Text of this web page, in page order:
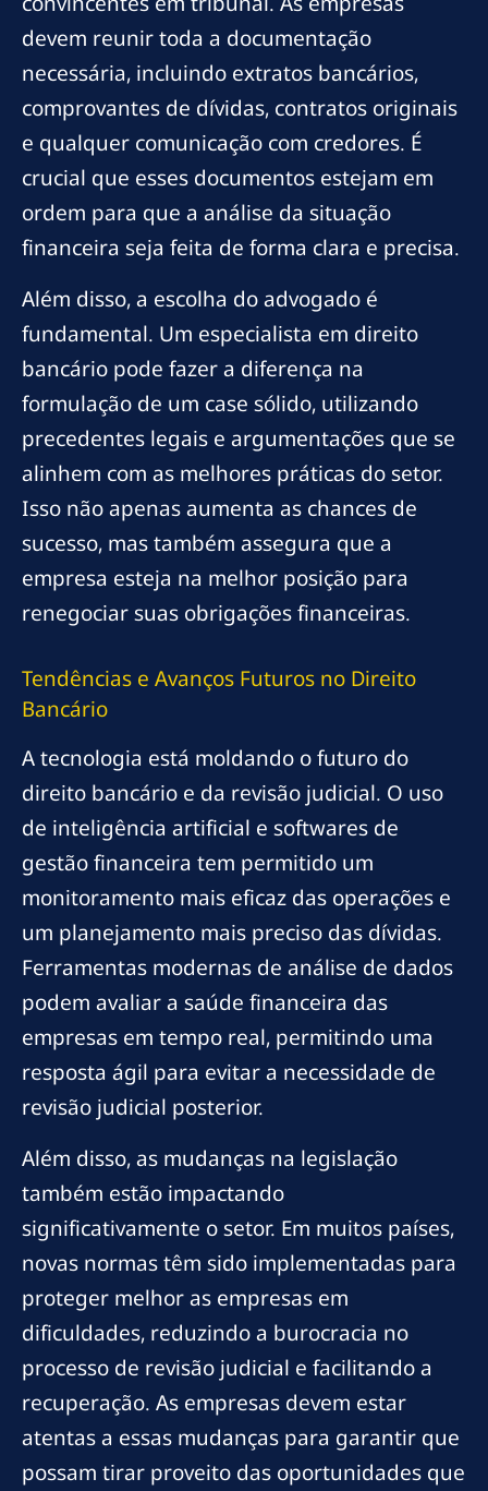
devem reunir toda a documentação
necessária, incluindo extratos bancários,
comprovantes de dívidas, contratos originais
e qualquer comunicação com credores. É
crucial que esses documentos estejam em
ordem para que a análise da situação
financeira seja feita de forma clara e precisa.
Além disso, a escolha do advogado é
fundamental. Um especialista em direito
bancário pode fazer a diferença na
formulação de um case sólido, utilizando
precedentes legais e argumentações que se
alinhem com as melhores práticas do setor.
Isso não apenas aumenta as chances de
sucesso, mas também assegura que a
empresa esteja na melhor posição para
renegociar suas obrigações financeiras.
Tendências e Avanços Futuros no Direito
Bancário
A tecnologia está moldando o futuro do
direito bancário e da revisão judicial. O uso
de inteligência artificial e softwares de
gestão financeira tem permitido um
monitoramento mais eficaz das operações e
um planejamento mais preciso das dívidas.
Ferramentas modernas de análise de dados
podem avaliar a saúde financeira das
empresas em tempo real, permitindo uma
resposta ágil para evitar a necessidade de
revisão judicial posterior.
Além disso, as mudanças na legislação
também estão impactando
significativamente o setor. Em muitos países,
novas normas têm sido implementadas para
proteger melhor as empresas em
dificuldades, reduzindo a burocracia no
processo de revisão judicial e facilitando a
recuperação. As empresas devem estar
atentas a essas mudanças para garantir que
possam tirar proveito das oportunidades que